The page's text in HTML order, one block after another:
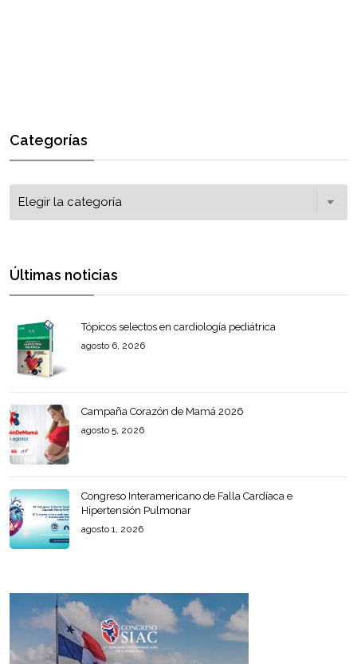
Categorías
Últimas noticias
Tópicos selectos en cardiología pediátrica
agosto 6, 2026
Campaña Corazón de Mamá 2026
agosto 5, 2026
Congreso Interamericano de Falla Cardíaca e
Hipertensión Pulmonar
agosto 1, 2026